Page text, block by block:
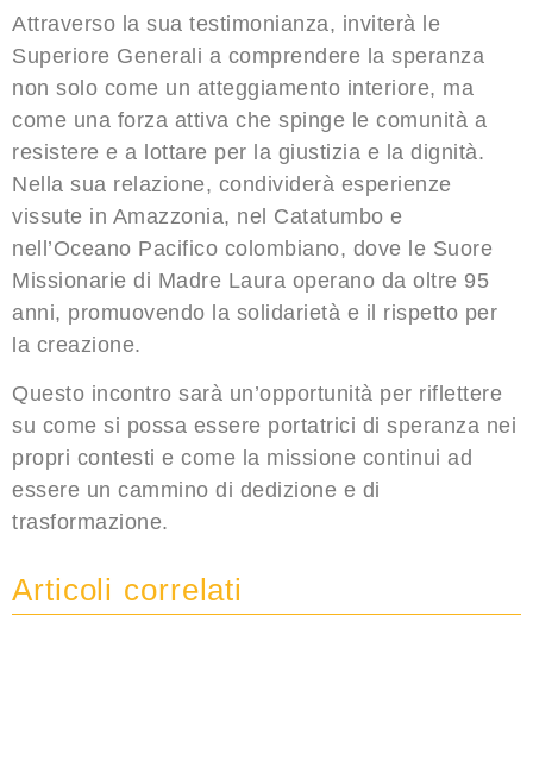
Attraverso la sua testimonianza, inviterà le
Superiore Generali a comprendere la speranza
non solo come un atteggiamento interiore, ma
come una forza attiva che spinge le comunità a
resistere e a lottare per la giustizia e la dignità.
Nella sua relazione, condividerà esperienze
vissute in Amazzonia, nel Catatumbo e
nell’Oceano Pacifico colombiano, dove le Suore
Missionarie di Madre Laura operano da oltre 95
anni, promuovendo la solidarietà e il rispetto per
la creazione.
Questo incontro sarà un’opportunità per riflettere
su come si possa essere portatrici di speranza nei
propri contesti e come la missione continui ad
essere un cammino di dedizione e di
trasformazione.
Articoli correlati